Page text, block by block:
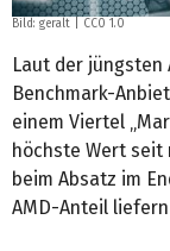
Bild: geralt CC0 1.0
Laut der
Benchmark-
einem Viertel
höchste Wert seit
beim Absatz im
AMD-Anteil